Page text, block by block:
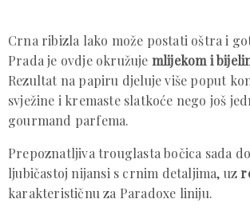
Crna ribizla lako može postati oštra i
Prada je ovdje okružuje mlijekom i
Rezultat na papiru djeluje više poput
svježine i kremaste slatkoće nego još
gourmand parfema.
Prepoznatljiva trouglasta bočica sada
ljubičastoj nijansi s crnim detaljima, uz
karakterističnu za Paradoxe liniju.